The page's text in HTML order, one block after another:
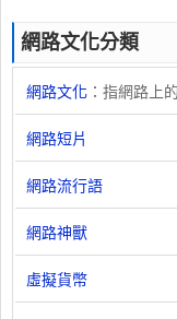
網路文化分類
網路文化 ：指網路上
網路短片
網路流行語
網路神獸
虛擬貨幣